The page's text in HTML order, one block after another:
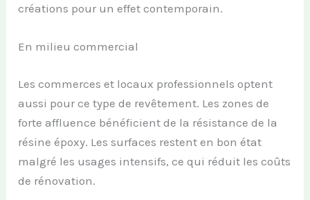
créations pour un effet contemporain.
En milieu commercial
Les commerces et locaux professionnels optent
aussi pour ce type de revêtement. Les zones de
forte affluence bénéficient de la résistance de la
résine époxy. Les surfaces restent en bon état
malgré les usages intensifs, ce qui réduit les coûts
de rénovation.